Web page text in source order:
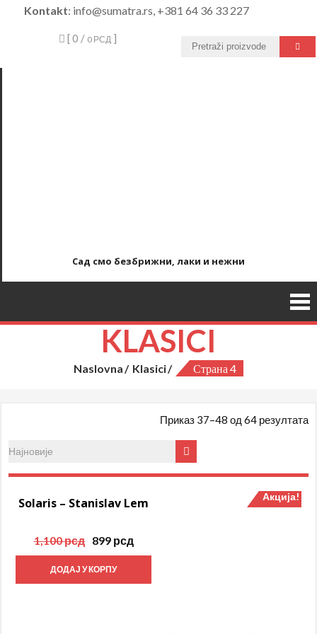
Kontakt: info@sumatra.rs, +381 64 36 33 227
[ 0 / 0 РСД ]
Сад смо безбрижни, лаки и нежни
KLASICI
Naslovna Klasici Страна 4
Приказ 37–48 од 64 резултата
Акција!
Solaris – Stanislav Lem
1,100рсд
Оригинална
цена
је
била:
899 рсд
цена
899 рсд.
ДОДАЈ У КОРПУ
Акција!